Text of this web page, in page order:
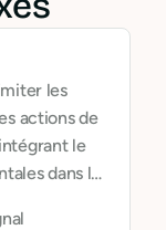
les
actions de
le
dans le